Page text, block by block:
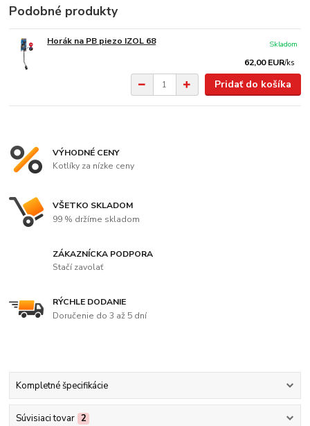
Podobné produkty
Horák na PB piezo IZOL 68
62,00 EUR/ks
Skladom
Pridať do košíka
VÝHODNÉ CENY
Kotlíky za nízke ceny
VŠETKO SKLADOM
99 % držíme skladom
ZÁKAZNÍCKA PODPORA
Stačí zavolať
RÝCHLE DODANIE
Doručenie do 3 až 5 dní
Kompletné špecifikácie
Súvisiaci tovar 2